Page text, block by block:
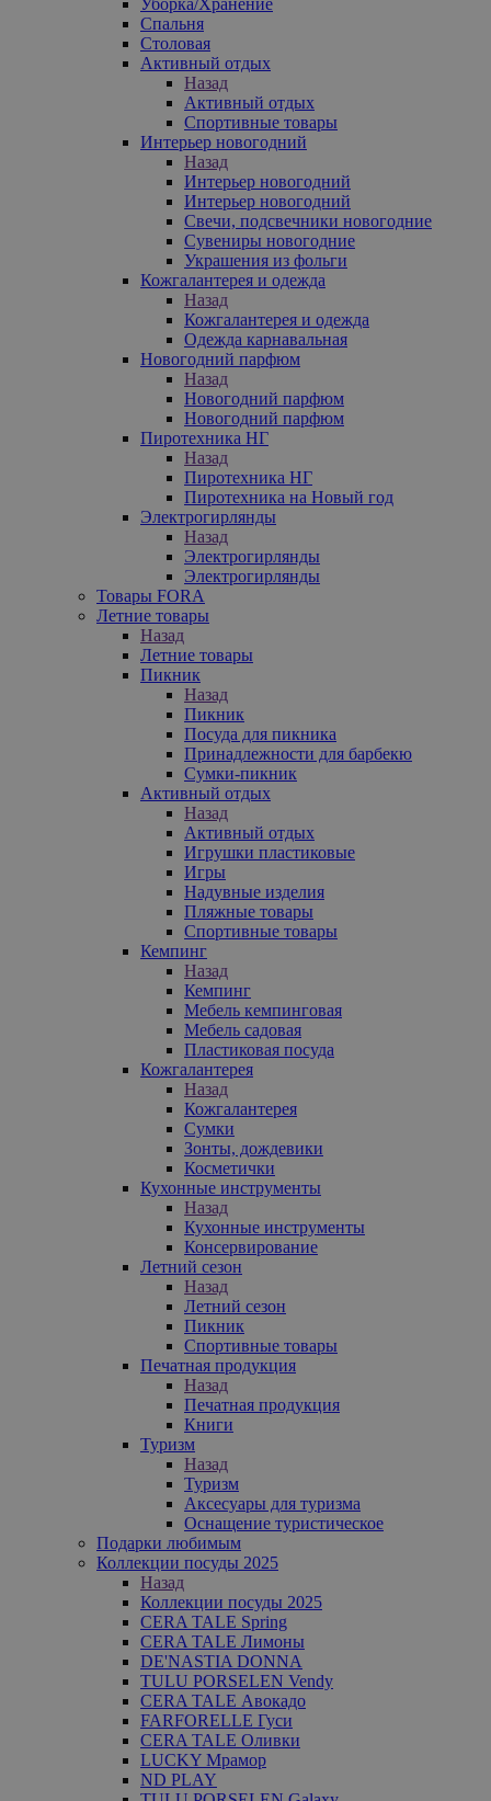
Спальня
Столовая
Активный отдых
Назад
Активный отдых
Спортивные товары
Интерьер новогодний
Назад
Интерьер новогодний
Интерьер новогодний
Свечи, подсвечники новогодние
Сувениры новогодние
Украшения из фольги
Кожгалантерея и одежда
Назад
Кожгалантерея и одежда
Одежда карнавальная
Новогодний парфюм
Назад
Новогодний парфюм
Новогодний парфюм
Пиротехника НГ
Назад
Пиротехника НГ
Пиротехника на Новый год
Электрогирлянды
Назад
Электрогирлянды
Электрогирлянды
Товары FORA
Летние товары
Назад
Летние товары
Пикник
Назад
Пикник
Посуда для пикника
Принадлежности для барбекю
Сумки-пикник
Активный отдых
Назад
Активный отдых
Игрушки пластиковые
Игры
Надувные изделия
Пляжные товары
Спортивные товары
Кемпинг
Назад
Кемпинг
Мебель кемпинговая
Мебель садовая
Пластиковая посуда
Кожгалантерея
Назад
Кожгалантерея
Сумки
Зонты, дождевики
Косметички
Кухонные инструменты
Назад
Кухонные инструменты
Консервирование
Летний сезон
Назад
Летний сезон
Пикник
Спортивные товары
Печатная продукция
Назад
Печатная продукция
Книги
Туризм
Назад
Туризм
Аксесуары для туризма
Оснащение туристическое
Подарки любимым
Коллекции посуды 2025
Назад
Коллекции посуды 2025
CERA TALE Spring
CERA TALE Лимоны
DE'NASTIA DONNA
TULU PORSELEN Vendy
CERA TALE Авокадо
FARFORELLE Гуси
CERA TALE Оливки
LUCKY Мрамор
ND PLAY